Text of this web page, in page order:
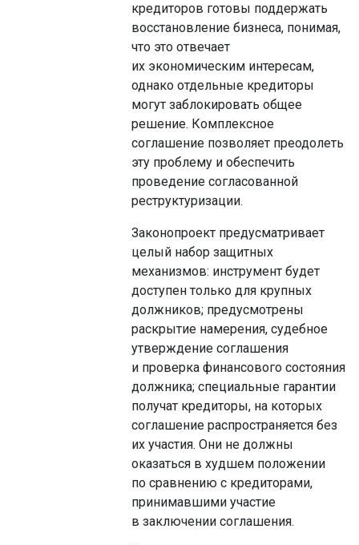
кредиторов готовы поддержать
восстановление бизнеса, понимая,
что это отвечает
их экономическим интересам,
однако отдельные кредиторы
могут заблокировать общее
решение. Комплексное
соглашение позволяет преодолеть
эту проблему и обеспечить
проведение согласованной
реструктуризации.
Законопроект предусматривает
целый набор защитных
механизмов: инструмент будет
доступен только для крупных
должников; предусмотрены
раскрытие намерения, судебное
утверждение соглашения
и проверка финансового состояния
должника; специальные гарантии
получат кредиторы, на которых
соглашение распространяется без
их участия. Они не должны
оказаться в худшем положении
по сравнению с кредиторами,
принимавшими участие
в заключении соглашения.